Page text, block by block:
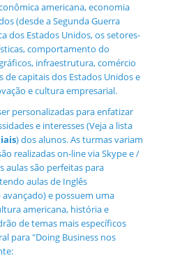
americana, economia
(desde a Segunda Guerra
dos Estados Unidos, os setores-
comportamento do
infraestrutura, comércio
de capitais dos Estados Unidos e
e cultura empresarial.
personalizadas para enfatizar
e interesses (Veja a lista
) dos alunos. As turmas variam
realizadas on-line via Skype e /
aulas são perfeitas para
aulas de Inglês
e possuem uma
americana, história e
de temas mais específicos
para "Doing Business nos